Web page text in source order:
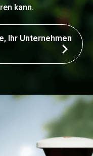
kann.
Ihr Unternehmen